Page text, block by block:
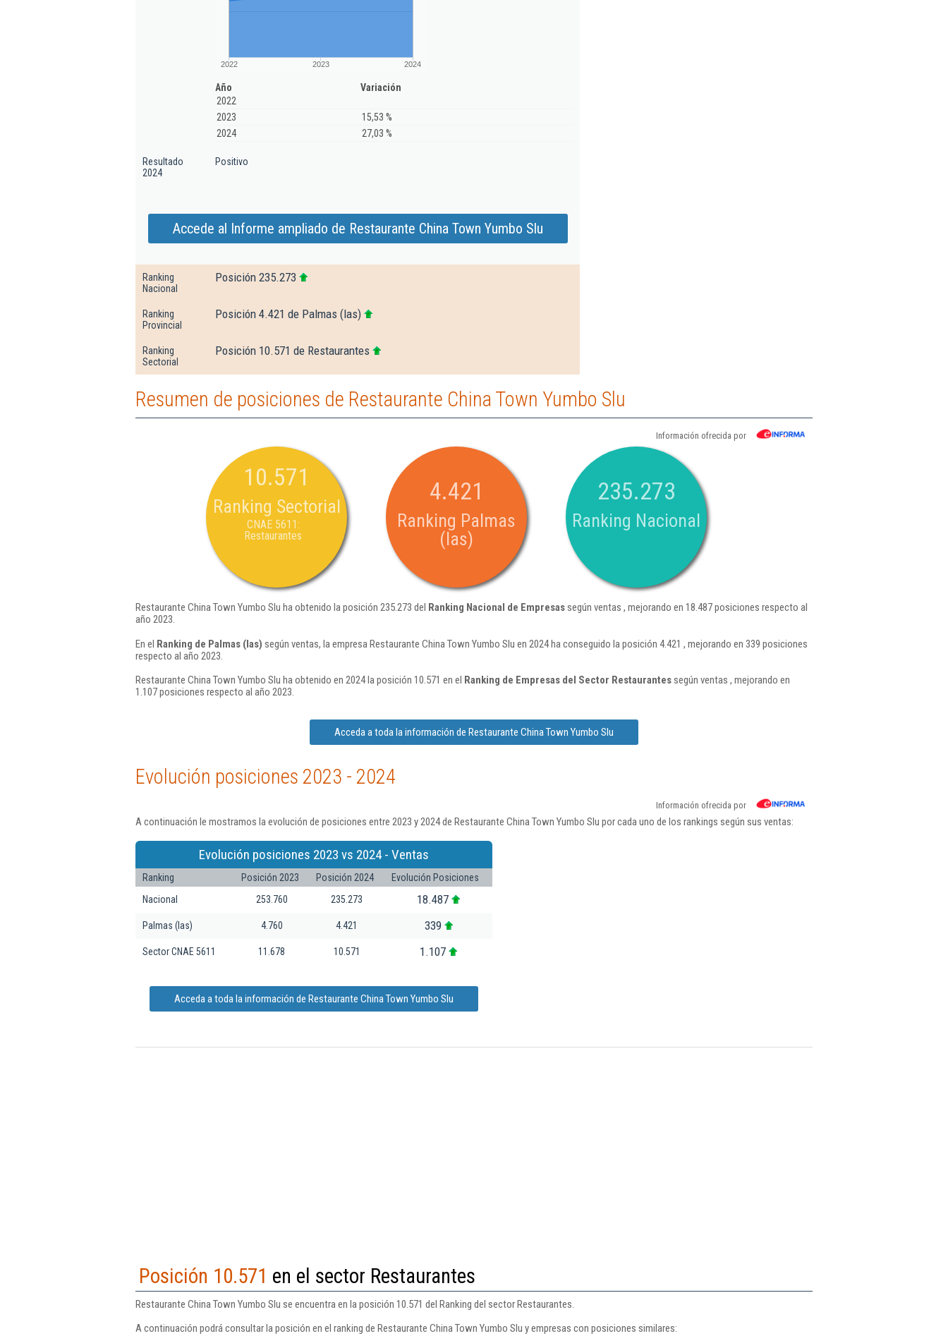
2022 2023 2024
Año
Variación
2022
2023
15,53 %
2024
27,03 %
Resultado
2024
Positivo
Accede al Informe ampliado de Restaurante China Town Yumbo Slu
Ranking
Nacional
Posición 235.273
Ranking
Provincial
Posición 4.421 de Palmas (las)
Ranking
Sectorial
Posición 10.571 de Restaurantes
Resumen de posiciones de Restaurante China Town Yumbo Slu
Información ofrecida por
10.571
Ranking Sectorial
CNAE 5611:
Restaurantes
4.421
Ranking Palmas
(las)
235.273
Ranking Nacional
Restaurante China Town Yumbo Slu ha obtenido la posición 235.273 del Ranking Nacional de Empresassegún ventas , mejorando en 18.487 posiciones respecto al
año 2023.
En el Ranking de Palmas (las) según ventas, la empresa Restaurante China Town Yumbo Slu en 2024 ha conseguido la posición 4.421 , mejorando en 339 posiciones
respecto al año 2023.
Restaurante China Town Yumbo Slu ha obtenido en 2024 la posición 10.571 en el Ranking de Empresas del Sector Restaurantessegún ventas , mejorando en
1.107 posiciones respecto al año 2023.
Acceda a toda la información de Restaurante China Town Yumbo Slu
Evolución posiciones 2023 - 2024
Información ofrecida por
A continuación le mostramos la evolución de posiciones entre 2023 y 2024 de Restaurante China Town Yumbo Slu por cada uno de los rankings según sus ventas:
Evolución posiciones 2023 vs 2024 - Ventas
Ranking Posición 2023 Posición 2024
Evolución Posiciones
Nacional
253.760 235.273 18.487
Palmas (las) 4.760 4.421 339
Sector CNAE 5611 11.678 10.571 1.107
Acceda a toda la información de Restaurante China Town Yumbo Slu
Posición 10.571 en el sector Restaurantes
Restaurante China Town Yumbo Slu se encuentra en la posición 10.571 del Ranking del sector Restaurantes.
A continuación podrá consultar la posición en el ranking de Restaurante China Town Yumbo Slu y empresas con posiciones similares: